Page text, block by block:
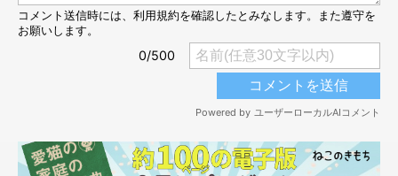
そんな中、1匹のニャンコがぬいぐるみでふみふみ(=･ω･=) す